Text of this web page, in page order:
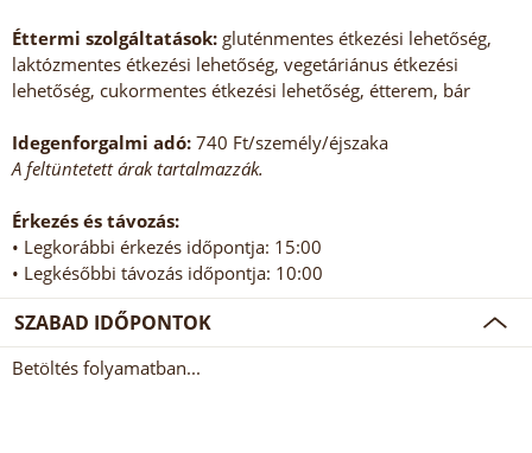
Éttermi szolgáltatások: gluténmentes étkezési lehetőség,
laktózmentes étkezési lehetőség, vegetáriánus étkezési
lehetőség, cukormentes étkezési lehetőség, étterem, bár
Idegenforgalmi adó: 740 Ft/személy/éjszaka
A feltüntetett árak tartalmazzák.
Érkezés és távozás:
• Legkorábbi érkezés időpontja: 15:00
• Legkésőbbi távozás időpontja: 10:00
SZABAD IDŐPONTOK
Betöltés folyamatban...